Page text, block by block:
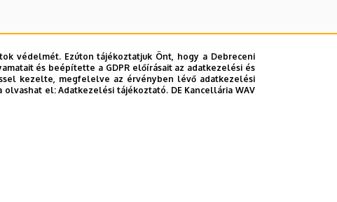
védelmét. Ezúton tájékoztatjuk Önt, hogy a Debreceni
és beépítette a GDPR előírásait az adatkezelési és
kezelte, megfelelve az érvényben lévő adatkezelési
olvashat el:Adatkezelési tájékoztató. DE Kancellária WAV